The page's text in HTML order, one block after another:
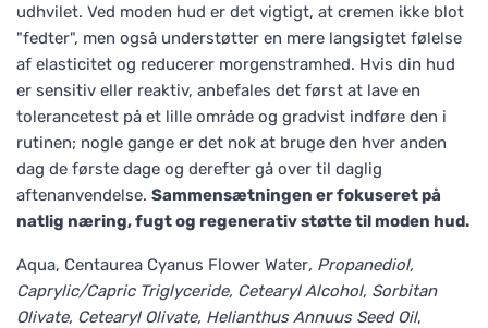
udhvilet. Ved moden hud er det vigtigt, at cremen ikke blot
"fedter", men også understøtter en mere langsigtet følelse
af elasticitet og reducerer morgenstramhed. Hvis din hud
er sensitiv eller reaktiv, anbefales det først at lave en
tolerancetest på et lille område og gradvist indføre den i
rutinen; nogle gange er det nok at bruge den hver anden
dag de første dage og derefter gå over til daglig
aftenanvendelse. Sammensætningen er fokuseret på
natlig næring, fugt og regenerativ støtte til moden hud.
Aqua, Centaurea Cyanus Flower Water, Propanediol,
Caprylic/Capric Triglyceride, Cetearyl Alcohol, Sorbitan
Olivate, Cetearyl Olivate, Helianthus Annuus Seed Oil,